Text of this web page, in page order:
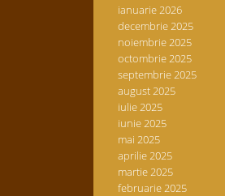
ianuarie 2026
decembrie 2025
noiembrie 2025
octombrie 2025
septembrie 2025
august 2025
iulie 2025
iunie 2025
mai 2025
aprilie 2025
martie 2025
februarie 2025